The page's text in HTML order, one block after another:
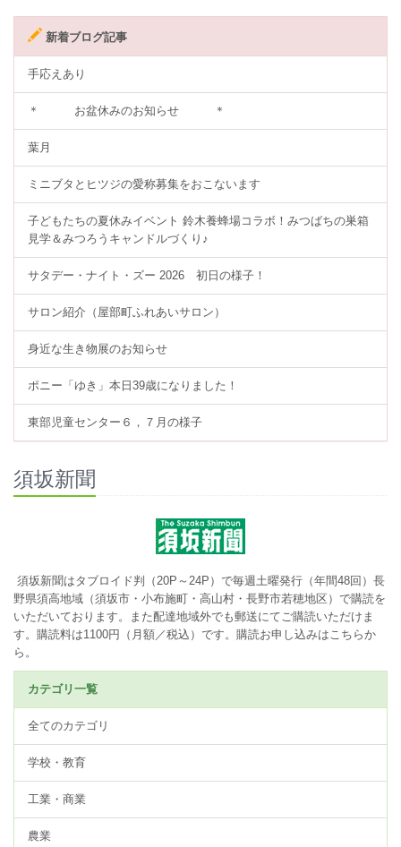
新着ブログ記事
手応えあり
＊ お盆休みのお知らせ ＊
葉月
ミニブタとヒツジの愛称募集をおこないます
子どもたちの夏休みイベント 鈴木養蜂場コラボ！みつばちの巣箱
見学＆みつろうキャンドルづくり♪
サタデー・ナイト・ズー 2026 初日の様子！
サロン紹介（屋部町ふれあいサロン）
身近な生き物展のお知らせ
ポニー「ゆき」本日39歳になりました！
東部児童センター６，７月の様子
須坂新聞
須坂新聞はタブロイド判（20P～24P）で毎週土曜発行（年間48回）長
野県須高地域（須坂市・小布施町・高山村・長野市若穂地区）で購読を
いただいております。また配達地域外でも郵送にてご購読いただけま
す。購読料は1100円（月額／税込）です。 購読お申し込みはこちらか
ら。
カテゴリ一覧
全てのカテゴリ
学校・教育
工業・商業
農業